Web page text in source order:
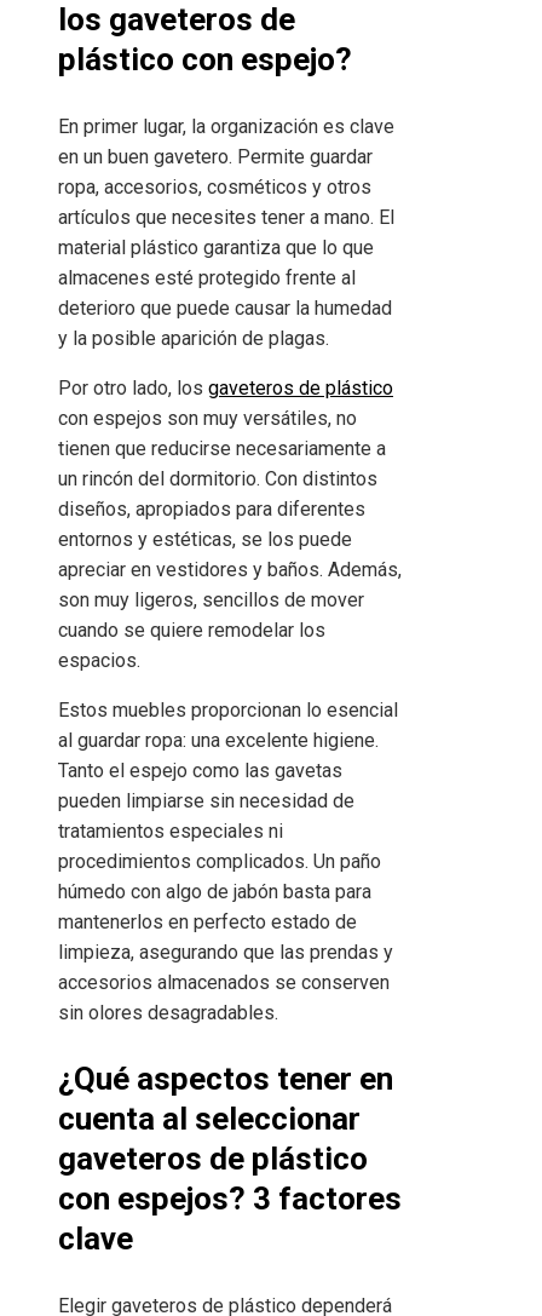
los gaveteros de
plástico con espejo?
En primer lugar, la organización es clave
en un buen gavetero. Permite guardar
ropa, accesorios, cosméticos y otros
artículos que necesites tener a mano. El
material plástico garantiza que lo que
almacenes esté protegido frente al
deterioro que puede causar la humedad
y la posible aparición de plagas.
Por otro lado, los gaveteros de plástico
con espejos son muy versátiles, no
tienen que reducirse necesariamente a
un rincón del dormitorio. Con distintos
diseños, apropiados para diferentes
entornos y estéticas, se los puede
apreciar en vestidores y baños. Además,
son muy ligeros, sencillos de mover
cuando se quiere remodelar los
espacios.
Estos muebles proporcionan lo esencial
al guardar ropa: una excelente higiene.
Tanto el espejo como las gavetas
pueden limpiarse sin necesidad de
tratamientos especiales ni
procedimientos complicados. Un paño
húmedo con algo de jabón basta para
mantenerlos en perfecto estado de
limpieza, asegurando que las prendas y
accesorios almacenados se conserven
sin olores desagradables.
¿Qué aspectos tener en
cuenta al seleccionar
gaveteros de plástico
con espejos? 3 factores
clave
Elegir gaveteros de plástico dependerá